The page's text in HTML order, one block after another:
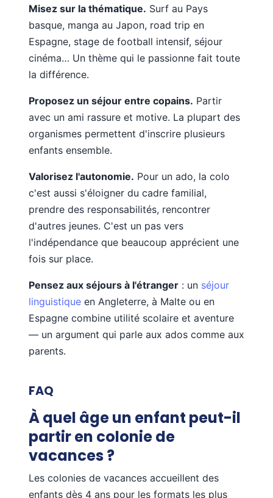
Misez sur la thématique. Surf au Pays
basque, manga au Japon, road trip en
Espagne, stage de football intensif, séjour
cinéma… Un thème qui le passionne fait toute
la différence.
Proposez un séjour entre copains. Partir
avec un ami rassure et motive. La plupart des
organismes permettent d'inscrire plusieurs
enfants ensemble.
Valorisez l'autonomie. Pour un ado, la colo
c'est aussi s'éloigner du cadre familial,
prendre des responsabilités, rencontrer
d'autres jeunes. C'est un pas vers
l'indépendance que beaucoup apprécient une
fois sur place.
Pensez aux séjours à l'étranger : un séjour
linguistique en Angleterre, à Malte ou en
Espagne combine utilité scolaire et aventure
— un argument qui parle aux ados comme aux
parents.
FAQ
À quel âge un enfant peut-il
partir en colonie de
vacances ?
Les colonies de vacances accueillent des
enfants dès 4 ans pour les formats les plus